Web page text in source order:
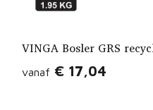
VINGA Bosler GRS
vanaf € 17,04